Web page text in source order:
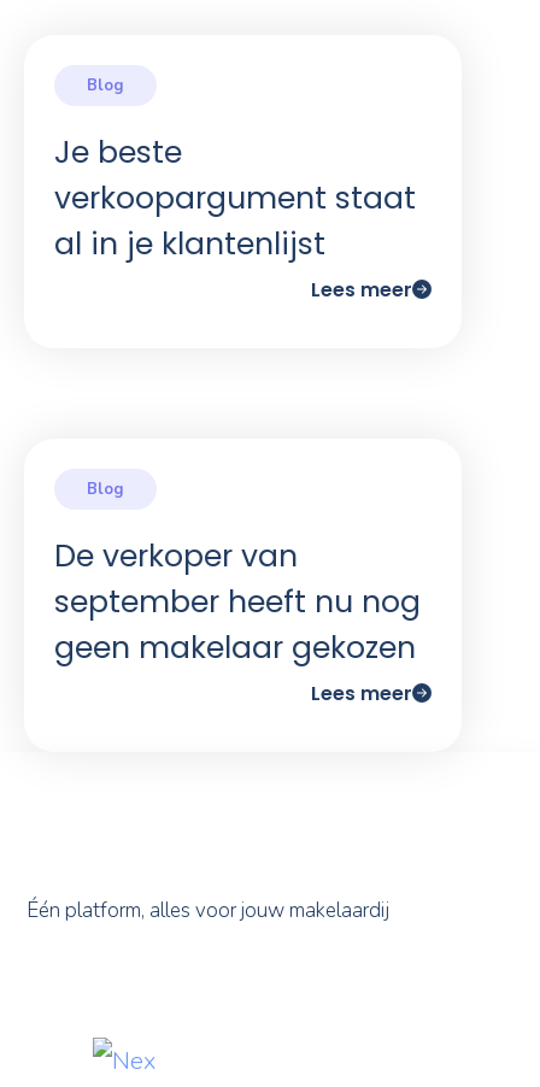
Je beste
verkoopargument staat
al in je klantenlijst
Lees meer
De verkoper van
september heeft nu nog
geen makelaar gekozen
Lees meer
Één platform, alles voor jouw makelaardij